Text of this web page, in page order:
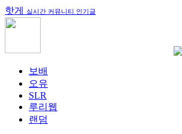
핫게 실시간 커뮤니티 인기글
보배
오유
SLR
루리웹
랜덤